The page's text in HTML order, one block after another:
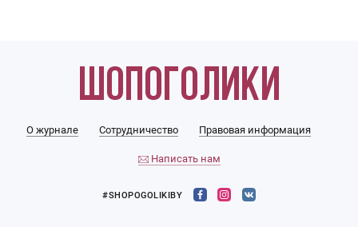
О журнале Сотрудничество Правовая информация
Написать нам
#SHOPOGOLIKIBY